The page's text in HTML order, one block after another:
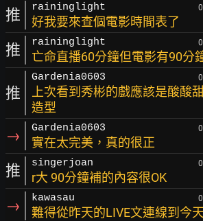
推 raininglight
好我要來查個電影時間表了
推 raininglight
亡命直播60分鐘但電影有90分
推
Gardenia0603
上次看到秀彬的戲應該是酸酸
造型
→ Gardenia0603
實在太完美，真的很正
推 singerjoan
r大 90分鐘補的內容很OK
→ kawasau
難得從昨天的LIVE文連線到今天